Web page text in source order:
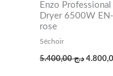
Enzo
Dryer 6500W
rose
Séchoir
د.ج5.400,00